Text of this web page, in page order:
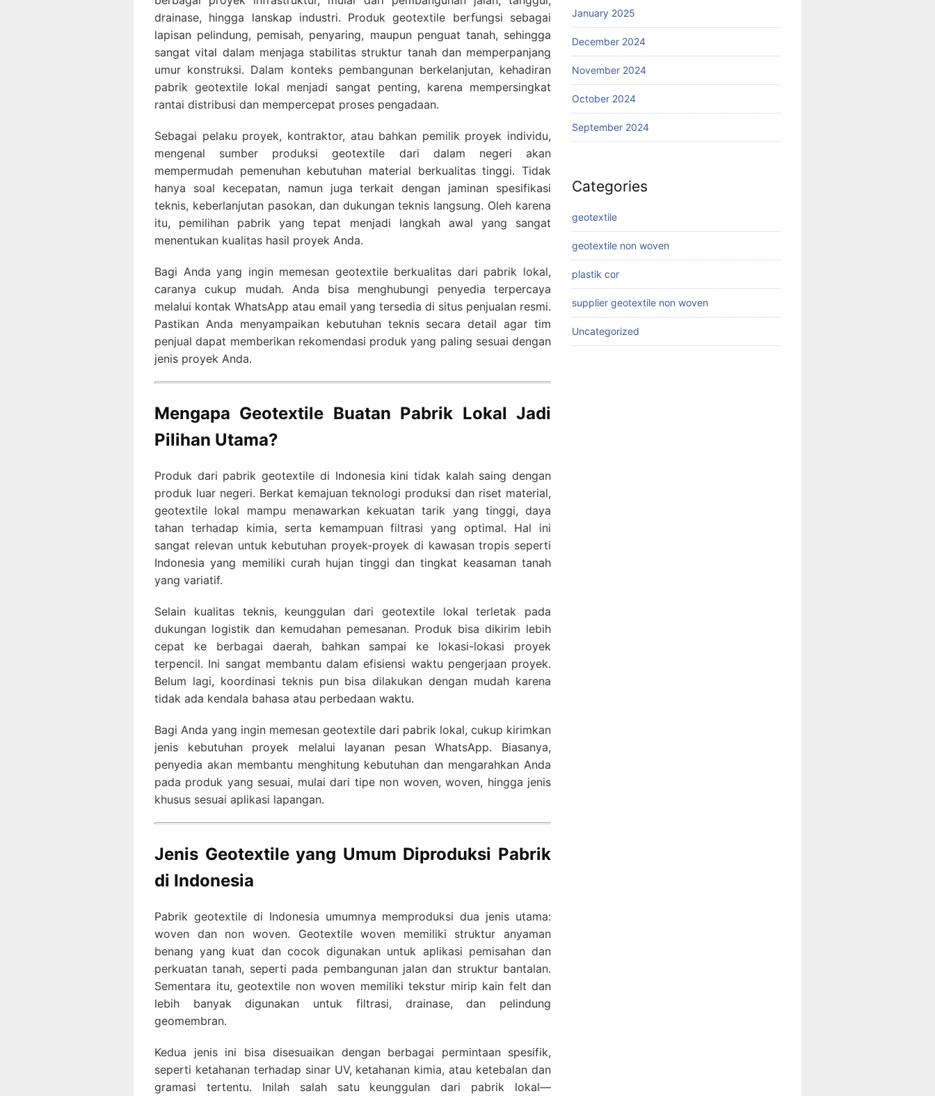
drainase, hingga lanskap industri. Produk geotextile berfungsi sebagai
lapisan pelindung, pemisah, penyaring, maupun penguat tanah, sehingga
sangat vital dalam menjaga stabilitas struktur tanah dan memperpanjang
umur konstruksi. Dalam konteks pembangunan berkelanjutan, kehadiran
pabrik geotextile lokal menjadi sangat penting, karena mempersingkat
rantai distribusi dan mempercepat proses pengadaan.
Sebagai pelaku proyek, kontraktor, atau bahkan pemilik proyek individu,
mengenal sumber produksi geotextile dari dalam negeri akan
mempermudah pemenuhan kebutuhan material berkualitas tinggi. Tidak
hanya soal kecepatan, namun juga terkait dengan jaminan spesifikasi
teknis, keberlanjutan pasokan, dan dukungan teknis langsung. Oleh karena
itu, pemilihan pabrik yang tepat menjadi langkah awal yang sangat
menentukan kualitas hasil proyek Anda.
Bagi Anda yang ingin memesan geotextile berkualitas dari pabrik lokal,
caranya cukup mudah. Anda bisa menghubungi penyedia terpercaya
melalui kontak WhatsApp atau email yang tersedia di situs penjualan resmi.
Pastikan Anda menyampaikan kebutuhan teknis secara detail agar tim
penjual dapat memberikan rekomendasi produk yang paling sesuai dengan
jenis proyek Anda.
Mengapa Geotextile Buatan Pabrik Lokal Jadi
Pilihan Utama?
Produk dari pabrik geotextile di Indonesia kini tidak kalah saing dengan
produk luar negeri. Berkat kemajuan teknologi produksi dan riset material,
geotextile lokal mampu menawarkan kekuatan tarik yang tinggi, daya
tahan terhadap kimia, serta kemampuan filtrasi yang optimal. Hal ini
sangat relevan untuk kebutuhan proyek-proyek di kawasan tropis seperti
Indonesia yang memiliki curah hujan tinggi dan tingkat keasaman tanah
yang variatif.
Selain kualitas teknis, keunggulan dari geotextile lokal terletak pada
dukungan logistik dan kemudahan pemesanan. Produk bisa dikirim lebih
cepat ke berbagai daerah, bahkan sampai ke lokasi-lokasi proyek
terpencil. Ini sangat membantu dalam efisiensi waktu pengerjaan proyek.
Belum lagi, koordinasi teknis pun bisa dilakukan dengan mudah karena
tidak ada kendala bahasa atau perbedaan waktu.
Bagi Anda yang ingin memesan geotextile dari pabrik lokal, cukup kirimkan
jenis kebutuhan proyek melalui layanan pesan WhatsApp. Biasanya,
penyedia akan membantu menghitung kebutuhan dan mengarahkan Anda
pada produk yang sesuai, mulai dari tipe non woven, woven, hingga jenis
khusus sesuai aplikasi lapangan.
Jenis Geotextile yang Umum Diproduksi Pabrik
di Indonesia
Pabrik geotextile di Indonesia umumnya memproduksi dua jenis utama:
woven dan non woven. Geotextile woven memiliki struktur anyaman
benang yang kuat dan cocok digunakan untuk aplikasi pemisahan dan
perkuatan tanah, seperti pada pembangunan jalan dan struktur bantalan.
Sementara itu, geotextile non woven memiliki tekstur mirip kain felt dan
lebih banyak digunakan untuk filtrasi, drainase, dan pelindung
geomembran.
Kedua jenis ini bisa disesuaikan dengan berbagai permintaan spesifik,
seperti ketahanan terhadap sinar UV, ketahanan kimia, atau ketebalan dan
gramasi tertentu. Inilah salah satu keunggulan dari pabrik lokal—
January 2025
December 2024
November 2024
October 2024
September 2024
Categories
geotextile
geotextile non woven
plastik cor
supplier geotextile non woven
Uncategorized